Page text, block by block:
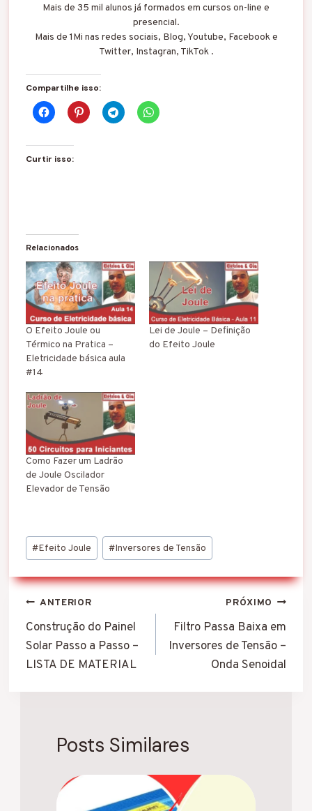
Mais de 35 mil alunos já formados em cursos on-line e
presencial.
Mais de 1Mi nas redes sociais, Blog, Youtube, Facebook e
Twitter, Instagran, TikTok .
Compartilhe isso:
Curtir isso:
Relacionados
O Efeito Joule ou
Térmico na Pratica –
Eletricidade básica aula
#14
Lei de Joule – Definição
do Efeito Joule
Como Fazer um Ladrão
de Joule Oscilador
Elevador de Tensão
Tags
do
Post:
#Efeito Joule #Inversores de Tensão
Navegação
de
Post
ANTERIOR
Construção do Painel
Solar Passo a Passo –
LISTA DE MATERIAL
PRÓXIMO
Filtro Passa Baixa em
Inversores de Tensão –
Onda Senoidal
Posts Similares